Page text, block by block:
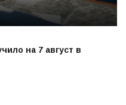
на 7 август в